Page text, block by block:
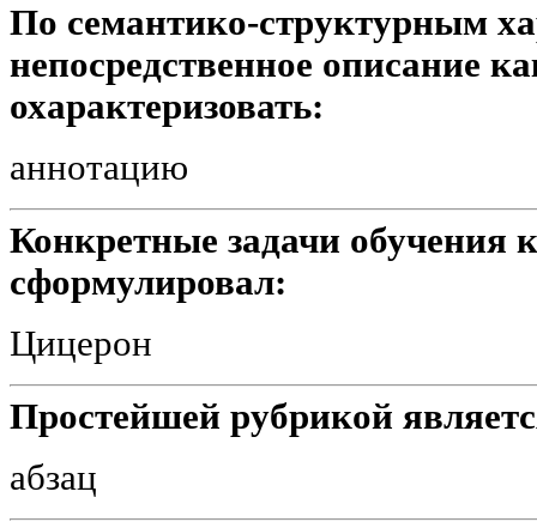
По семантико-структурным
непосредственное описание
охарактеризовать:
аннотацию
Конкретные задачи обучения
сформулировал:
Цицерон
Простейшей рубрикой
абзац